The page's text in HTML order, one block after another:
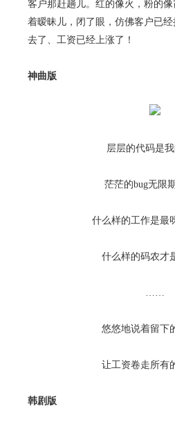
客户那赶趟儿。红的像火，粉的
着暧昧儿，闭了眼，仿佛客户已
去了、工资已经上涨了！
神曲版
层层的代码是我
茫茫的bug无限
什么样的工作是最
什么样的码农才
……
悠悠地说着留下
让工资卷走所有
韩剧版